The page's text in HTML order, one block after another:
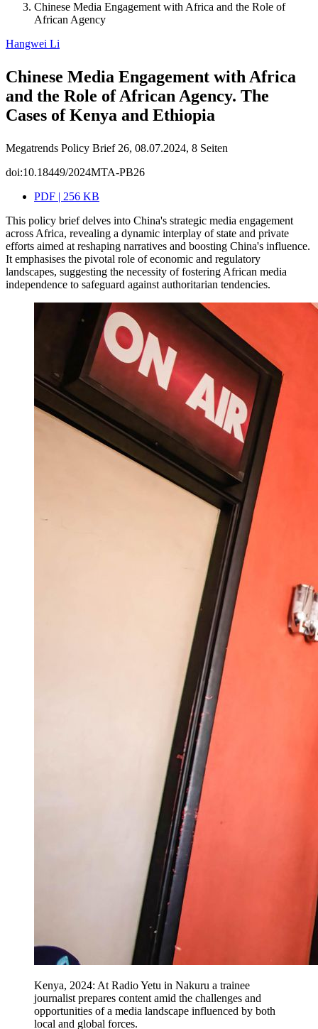
Chinese Media Engagement with Africa and the Role of
African Agency
Hangwei Li
Chinese Media Engagement with Africa
and the Role of African Agency. The
Cases of Kenya and Ethiopia
Megatrends Policy Brief 26, 08.07.2024, 8 Seiten
doi:10.18449/2024MTA-PB26
PDF | 256 KB
This policy brief delves into China's strategic media engagement
across Africa, revealing a dynamic interplay of state and private
efforts aimed at reshaping narratives and boosting China's influence.
It emphasises the pivotal role of economic and regulatory
landscapes, suggesting the necessity of fostering African media
independence to safeguard against authoritarian tendencies.
Kenya, 2024: At Radio Yetu in Nakuru a trainee
journalist prepares content amid the challenges and
opportunities of a media landscape influenced by both
local and global forces.